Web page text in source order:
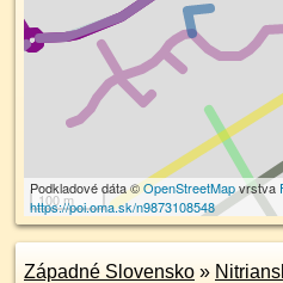
100 m
Podkladové dáta ©OpenStreetMapvrstva
https://poi.oma.sk/n9873108548
Západné Slovensko »